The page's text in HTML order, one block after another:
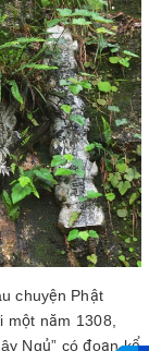
chuyện Phật
năm 1308,
Ngủ” có đoạn kể